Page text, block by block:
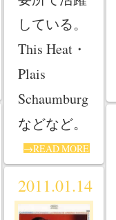
している。
This Heat・
Plais
Schaumburg
などなど。
→READ MORE
2011.01.14